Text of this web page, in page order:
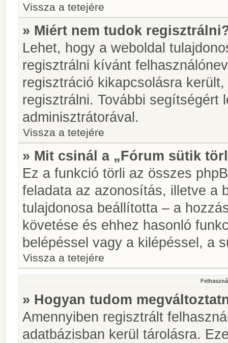
Vissza a tetejére
» Miért nem tudok
Lehet, hogy a weboldal
regisztrálni kívánt
regisztráció kikapcsolásra
regisztrálni. További segítségért
adminisztrátorával.
Vissza a tetejére
» Mit csinál a „Fórum sütik
Ez a funkció törli az összes
feladata az azonosítás, illetve a
tulajdonosa beállította – a
követése és ehhez hasonló
belépéssel vagy a kilépéssel, a
Vissza a tetejére
» Hogyan tudom
Amennyiben regisztrált
adatbázisban kerül tárolásra.